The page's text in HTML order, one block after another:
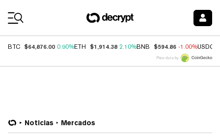
BTC $64,876.00 0.90%ETH $1,914.38 2.10%BNB $594.86 -1.00%USDC
Price data by
Noticias Mercados